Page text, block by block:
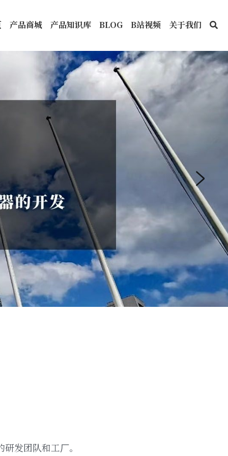
产品商城 产品知识库 BLOG B站视频 关于我们
发团队和⼯⼚。